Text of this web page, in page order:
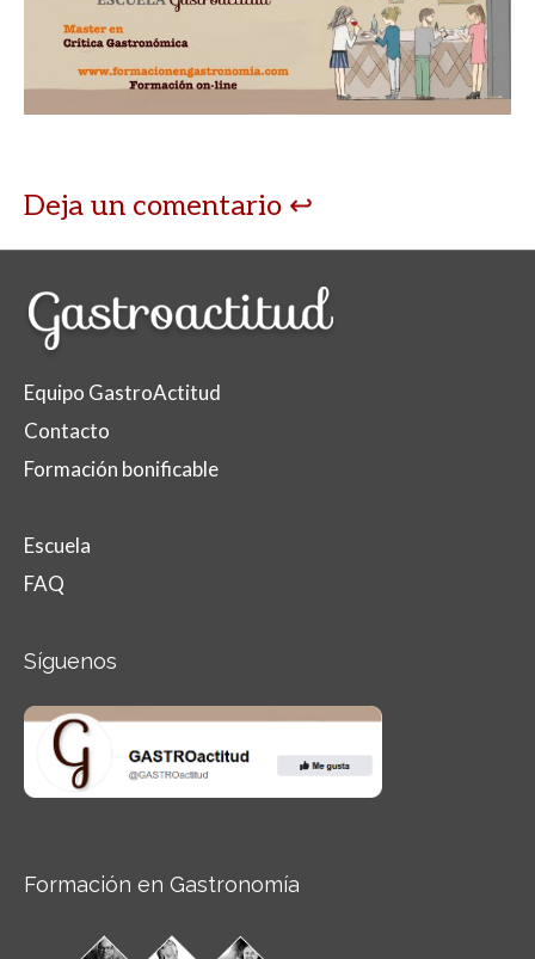
Deja un comentario
Equipo GastroActitud
Contacto
Formación bonificable
Escuela
FAQ
Síguenos
Formación en Gastronomía